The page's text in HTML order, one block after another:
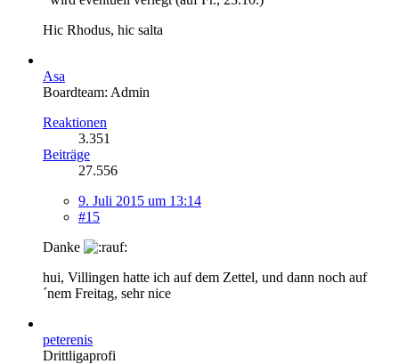
Hic Rhodus, hic salta
Asa
Boardteam: Admin
Reaktionen
3.351
Beiträge
27.556
9. Juli 2015 um 13:14
#15
Danke
hui, Villingen hatte ich auf dem Zettel, und dann noch auf
´nem Freitag, sehr nice
peterenis
Drittligaprofi